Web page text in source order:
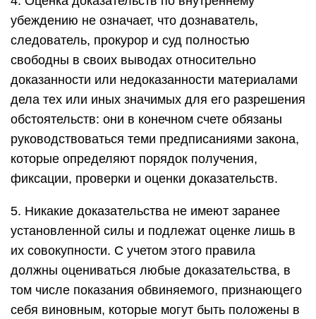
убеждению не означает, что дознаватель,
следователь, прокурор и суд полностью
свободны в своих выводах относительно
доказанности или недоказанности материалами
дела тех или иных значимых для его разрешения
обстоятельств: они в конечном счете обязаны
руководствоваться теми предписаниями закона,
которые определяют порядок получения,
фиксации, проверки и оценки доказательств.
5. Никакие доказательства не имеют заранее
установленной силы и подлежат оценке лишь в
их совокупности. С учетом этого правила
должны оцениваться любые доказательства, в
том числе показания обвиняемого, признающего
себя виновным, которые могут быть положены в